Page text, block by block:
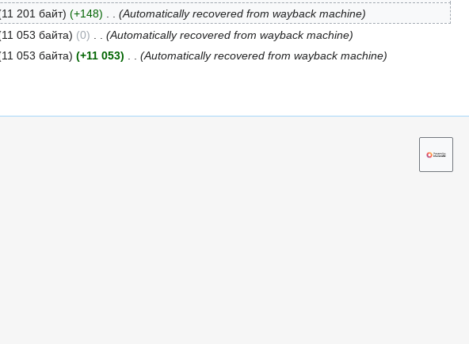
11 201 байт +148
Automatically recovered from wayback machine
11 053 байта 0
Automatically recovered from wayback machine
11 053 байта +11 053 Automatically recovered from wayback machine